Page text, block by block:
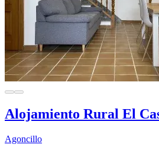
Alojamiento Rural El
Agoncillo